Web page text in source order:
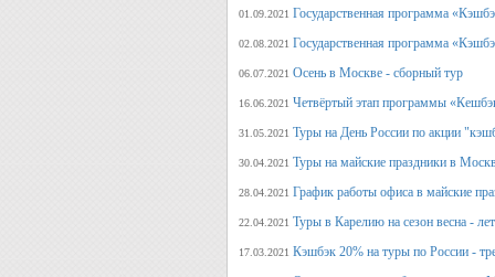
01.09.2021 Государственная программа
02.08.2021 Государственная программа
06.07.2021 Осень в Москве - сборный тур
16.06.2021 Четвёртый этап программы
31.05.2021 Туры на День России по акции
30.04.2021 Туры на майские праздники в
28.04.2021 График работы офиса в майские
22.04.2021 Туры в Карелию на сезон весна -
17.03.2021 Кэшбэк 20% на туры по России -